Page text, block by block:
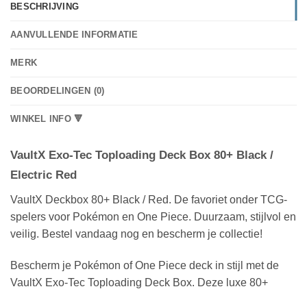
BESCHRIJVING
AANVULLENDE INFORMATIE
MERK
BEOORDELINGEN (0)
WINKEL INFO 🔻
VaultX Exo-Tec Toploading Deck Box 80+ Black /
Electric Red
VaultX Deckbox 80+ Black / Red. De favoriet onder TCG-
spelers voor Pokémon en One Piece. Duurzaam, stijlvol en
veilig. Bestel vandaag nog en bescherm je collectie!
Bescherm je Pokémon of One Piece deck in stijl met de
VaultX Exo-Tec Toploading Deck Box. Deze luxe 80+